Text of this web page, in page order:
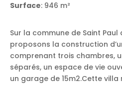
Surface: 946 m²
Sur la commune de Saint
proposons la construction
comprenant trois chambres,
séparés, un espace de vie
un garage de 15m2.Cette